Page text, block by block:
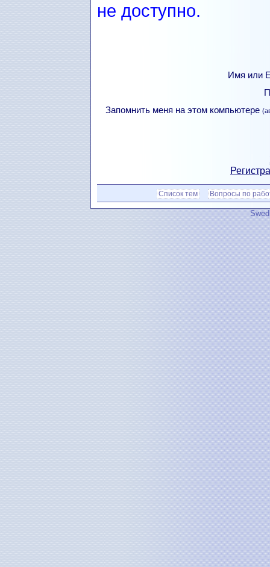
не доступно.
Имя или
Запомнить меня на этом компьютере
Список тем Вопросы по